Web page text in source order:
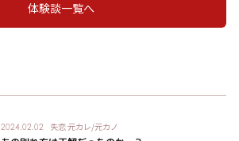
体験談一覧へ
2024.02.02 失恋元カレ/元カノ